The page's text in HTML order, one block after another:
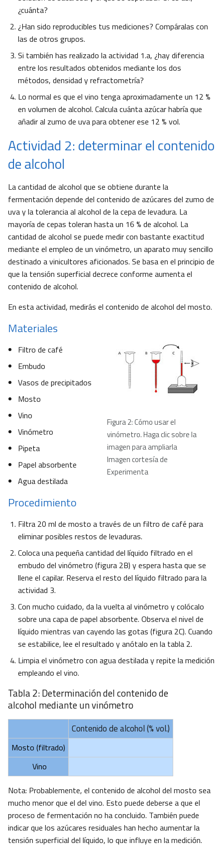
¿cuánta?
¿Han sido reproducibles tus mediciones? Compáralas con
las de otros grupos.
Si también has realizado la actividad 1.a, ¿hay diferencia
entre los resultados obtenidos mediante los dos
métodos, densidad y refractometría?
Lo normal es que el vino tenga aproximadamente un 12 %
en volumen de alcohol. Calcula cuánta azúcar habría que
añadir al zumo de uva para obtener ese 12 % vol.
Actividad 2: determinar el contenido
de alcohol
La cantidad de alcohol que se obtiene durante la
fermentación depende del contenido de azúcares del zumo de
uva y la tolerancia al alcohol de la cepa de levadura. La
mayoría de cepas toleran hasta un 16 % de alcohol. La
cantidad de alcohol se puede medir con bastante exactitud
mediante el empleo de un vinómetro, un aparato muy sencillo
destinado a vinicultores aficionados. Se basa en el principio de
que la tensión superficial decrece conforme aumenta el
contenido de alcohol.
En esta actividad, medirás el contenido de alcohol del mosto.
Figura 2: Cómo usar el
vinómetro. Haga clic sobre la
imagen para ampliarla
Imagen cortesía de
Experimenta
Materiales
Filtro de café
Embudo
Vasos de precipitados
Mosto
Vino
Vinómetro
Pipeta
Papel absorbente
Agua destilada
Procedimiento
Filtra 20 ml de mosto a través de un filtro de café para
eliminar posibles restos de levaduras.
Coloca una pequeña cantidad del líquido filtrado en el
embudo del vinómetro (figura 2B) y espera hasta que se
llene el capilar. Reserva el resto del líquido filtrado para la
actividad 3.
Con mucho cuidado, da la vuelta al vinómetro y colócalo
sobre una capa de papel absorbente. Observa el nivel de
líquido mientras van cayendo las gotas (figura 2C). Cuando
se estabilice, lee el resultado y anótalo en la tabla 2.
Limpia el vinómetro con agua destilada y repite la medición
empleando el vino.
Tabla 2: Determinación del contenido de
alcohol mediante un vinómetro
Contenido de alcohol (% vol.)
Mosto (filtrado)
Vino
Nota: Probablemente, el contenido de alcohol del mosto sea
mucho menor que el del vino. Esto puede deberse a que el
proceso de fermentación no ha concluido. También puede
indicar que los azúcares residuales han hecho aumentar la
tensión superficial del líquido, lo que influye en la medición.